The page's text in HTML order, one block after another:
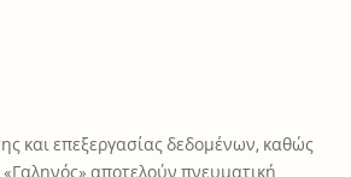
και επεξεργασίας δεδομένων, καθώς
αποτελούν πνευματική